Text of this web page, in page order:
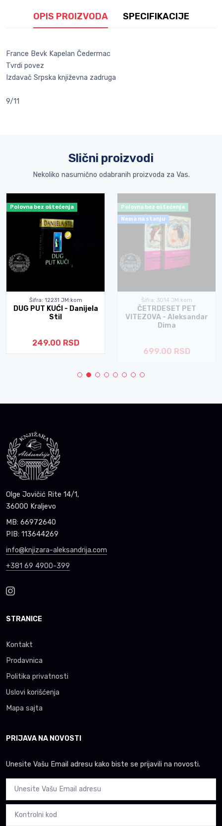
OPIS PROIZVODA SPECIFIKACIJE
France Bevk Kapelan Čedermac
Tvrdi povez
Izdavač Srpska književna zadruga
9/11
Slični proizvodi
Nekoliko nasumično odabranih proizvoda za Vas.
Polovna bez oštećenja
Šifra: 12231 JM:kom
DUG PUT KUĆI - Danijela
Stil
249.00 RSD
Polovna bez oštećenja
Nema na stanju
Šifra: 3014 JM:kom
ČETRDESET PET
VITEZOVA - Aleksandar
Dima
699.00 RSD
Olge Jovičić Rite 14/1,
36000 Kraljevo
MB: 66972640
PIB: 113644269
info@knjizara-aleksandrija.com
+381 69 4900-399
STRANICE
Kontakt
Prodavnica
Politika privatnosti
Uslovi korišćenja
Mapa sajta
PRIJAVA NA NOVOSTI
Unesite Vašu Email adresu kako biste se prijavili na novosti.